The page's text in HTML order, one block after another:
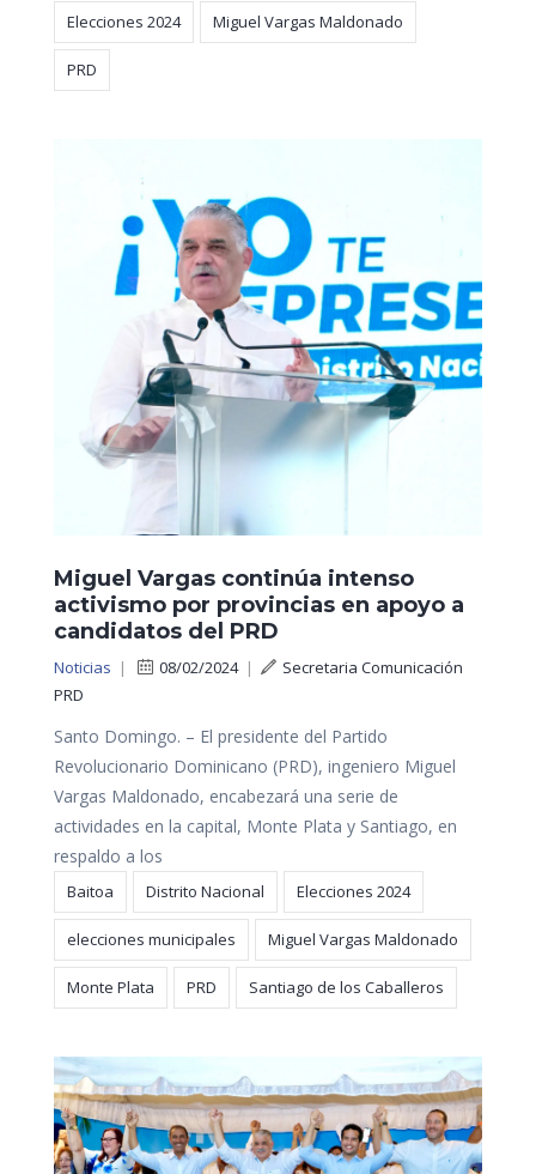
Elecciones 2024 Miguel Vargas Maldonado
PRD
Miguel Vargas continúa intenso
activismo por provincias en apoyo a
candidatos del PRD
Noticias | 08/02/2024|
Secretaria Comunicación
PRD
Santo Domingo. – El presidente del Partido
Revolucionario Dominicano (PRD), ingeniero Miguel
Vargas Maldonado, encabezará una serie de
actividades en la capital, Monte Plata y Santiago, en
respaldo a los
Baitoa Distrito Nacional Elecciones 2024
elecciones municipales Miguel Vargas Maldonado
Monte Plata PRD Santiago de los Caballeros